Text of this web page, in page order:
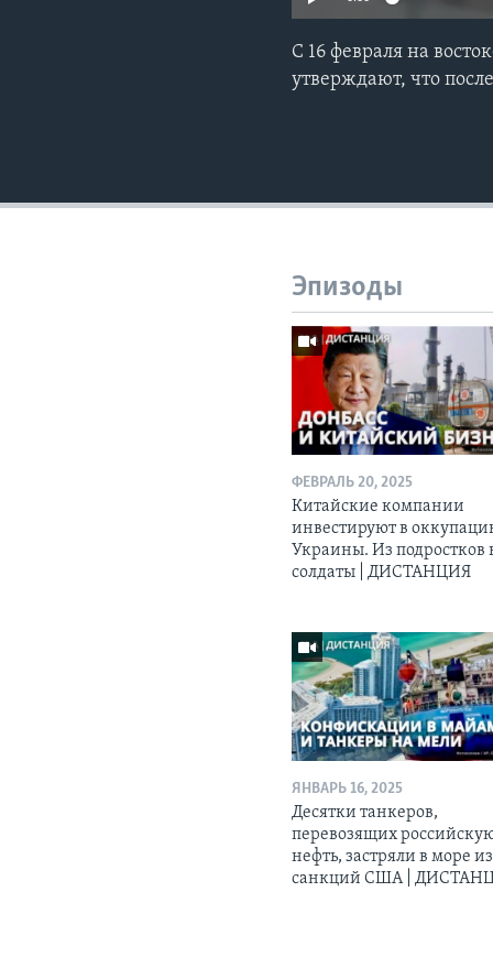
С 16 февраля на
утверждают, что
Эпизоды
ФЕВРАЛЬ 20, 2025
Китайские компании
инвестируют в
Украины. Из подростков
солдаты | ДИСТАНЦИЯ
ЯНВАРЬ 16, 2025
Десятки танкеров,
перевозящих
нефть, застряли в море
санкций США |